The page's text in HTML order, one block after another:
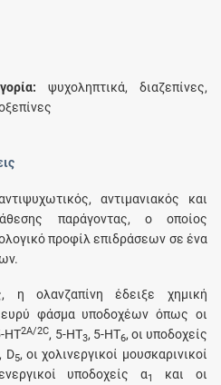
ψυχοληπτικά, διαζεπίνες,
αντιμανιακός και
παράγοντας, ο οποίος
προφίλ επιδράσεων σε ένα
η ολανζαπίνη έδειξε χημική
φάσμα υποδοχέων όπως οι
HT2A/2C, 5-HT3, 5-HT6, οι υποδοχείς
, D5, οι χολινεργικοί μουσκαρινικοί
υποδοχείς α1
και οι